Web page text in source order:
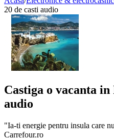
20 de casti audio
Castiga o vacanta in
audio
"Ia-ti energie pentru insula care
Carrefour.ro